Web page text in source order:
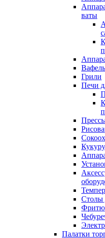
ваты
Грили
Печи
Столы
Палатки